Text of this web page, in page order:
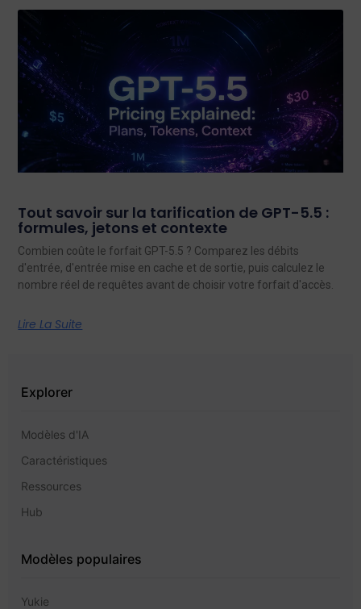
Tout savoir sur la tarification de GPT-5.5 :
formules, jetons et contexte
Combien coûte le forfait GPT-5.5 ? Comparez les débits
d'entrée, d'entrée mise en cache et de sortie, puis calculez le
nombre réel de requêtes avant de choisir votre forfait d'accès.
Lire La Suite
Explorer
Modèles d'IA
Caractéristiques
Ressources
Hub
Modèles populaires
Yukie